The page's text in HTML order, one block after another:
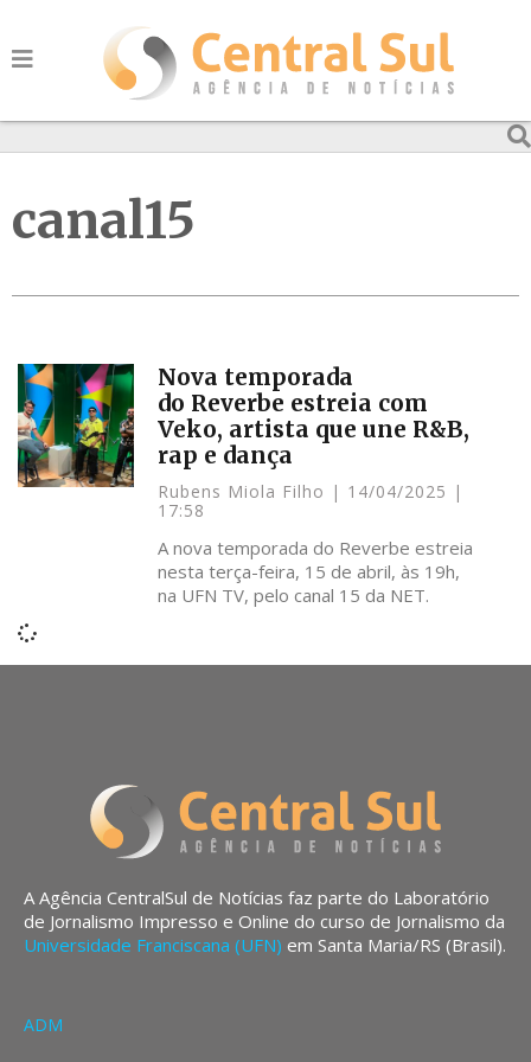
canal15
Nova temporada
do Reverbe estreia com
Veko, artista que une R&B,
rap e dança
Rubens Miola Filho
14/04/2025
17:58
A nova temporada do Reverbe estreia
nesta terça-feira, 15 de abril, às 19h,
na UFN TV, pelo canal 15 da NET.
A Agência CentralSul de Notícias faz parte do Laboratório
de Jornalismo Impresso e Online do curso de Jornalismo da
Universidade Franciscana (UFN) em Santa Maria/RS (Brasil).
ADM